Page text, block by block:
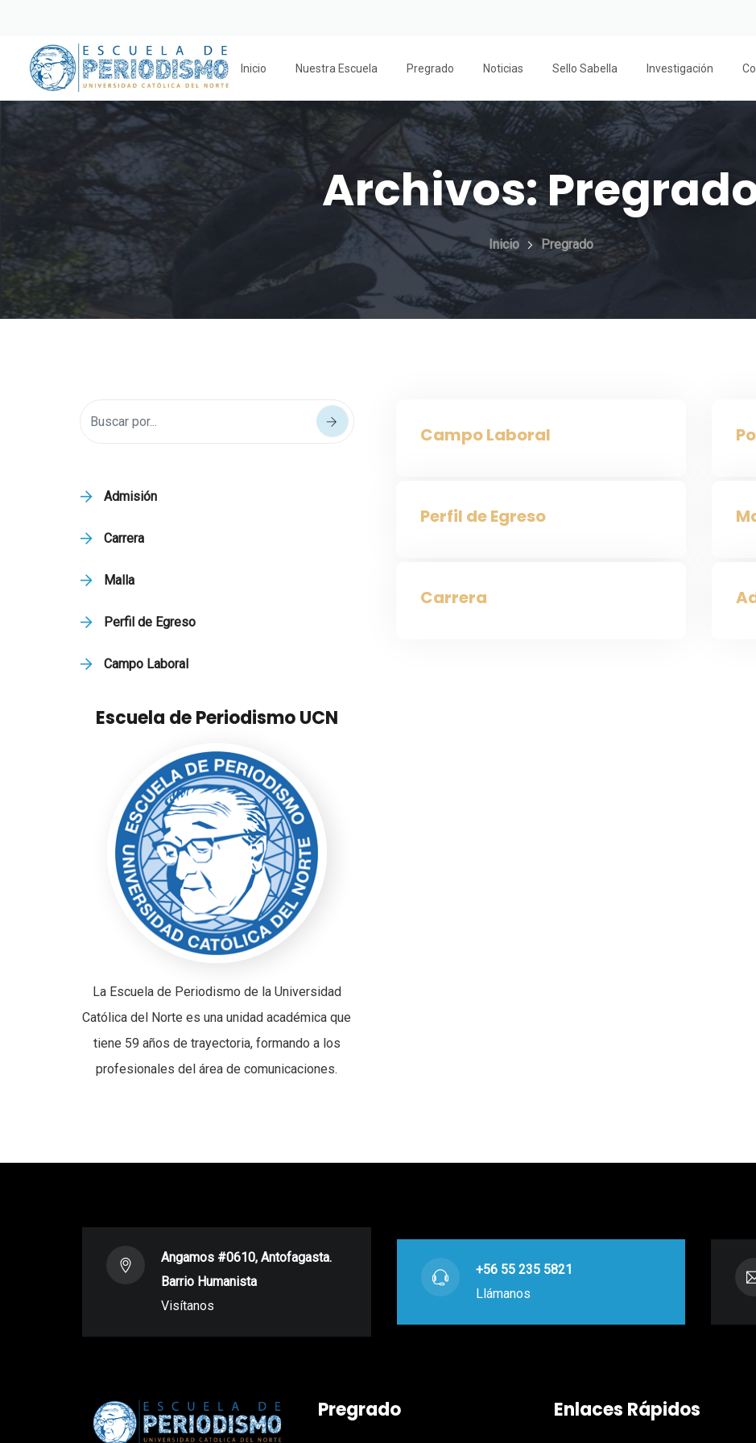
Inicio Nuestra Escuela Pregrado Noticias Sello Sabella Investigación
Archivos:
Inicio Pregrado
Campo Laboral
Perfil de Egreso
Carrera
Admisión
Carrera
Malla
Perfil de Egreso
Campo Laboral
Escuela de Periodismo UCN
La Escuela de Periodismo de la Universidad
Católica del Norte es una unidad académica que
tiene 59 años de trayectoria, formando a los
profesionales del área de comunicaciones.
Angamos #0610, Antofagasta.
Barrio Humanista
Visítanos
+56 55 235 5821
Llámanos
Pregrado Enlaces Rápidos